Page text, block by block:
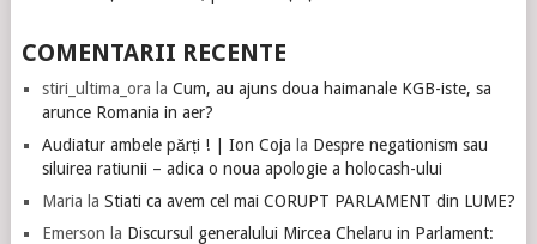
COMENTARII RECENTE
stiri_ultima_ora la Cum, au ajuns doua haimanale KGB-iste, sa
arunce Romania in aer?
Audiatur ambele părți ! | Ion Coja la Despre negationism sau
siluirea ratiunii – adica o noua apologie a holocash-ului
Maria la Stiati ca avem cel mai CORUPT PARLAMENT din LUME?
Emerson la Discursul generalului Mircea Chelaru in Parlament: